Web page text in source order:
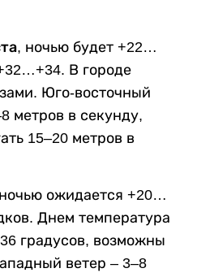
ночью будет +22…
В городе
Юго-восточный
метров в секунду,
15–20 метров в
ночью ожидается +20…
Днем температура
градусов, возможны
ветер – 3–8